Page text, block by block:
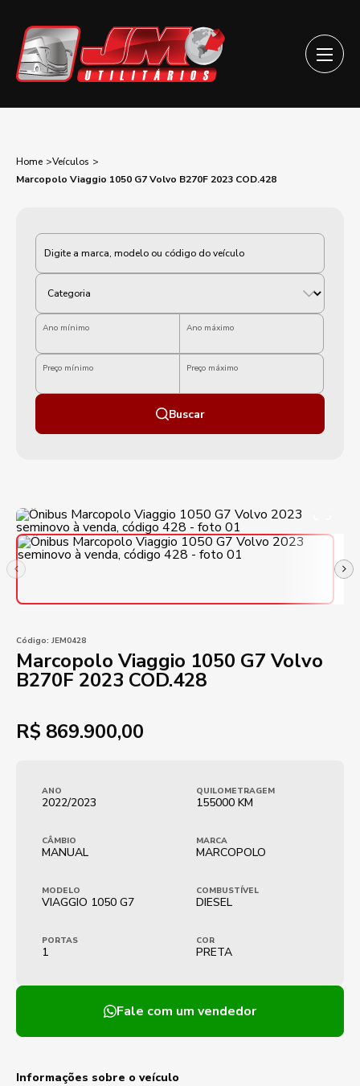
Home
Veículos
Marcopolo Viaggio 1050 G7 Volvo B270F 2023 COD.428
Categoria
Ano mínimo Ano máximo
Preço mínimo Preço máximo
Buscar
Código: JEM0428
Marcopolo Viaggio 1050 G7 Volvo
B270F 2023 COD.428
R$ 869.900,00
ANO
2022/2023
QUILOMETRAGEM
155000 KM
CÂMBIO
MANUAL
MARCA
MARCOPOLO
MODELO
VIAGGIO 1050 G7
COMBUSTÍVEL
DIESEL
PORTAS
1
COR
PRETA
Fale com um vendedor
Informações sobre o veículo